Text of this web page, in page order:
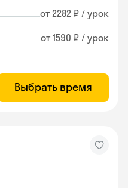
от 2282 ₽ / урок
от 1590 ₽ / урок
Выбрать время